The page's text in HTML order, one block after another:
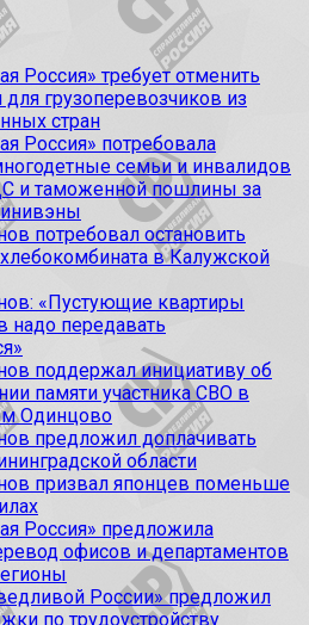
Россия» требует отменить
грузоперевозчиков из
стран
Россия» потребовала
семьи и инвалидов
и таможенной пошлины за
потребовал остановить
в Калужской
«Пустующие квартиры
надо передавать
поддержал инициативу об
памяти участника СВО в
Одинцово
предложил доплачивать
области
призвал японцев поменьше
Россия» предложила
офисов и департаментов
России» предложил
по трудоустройству